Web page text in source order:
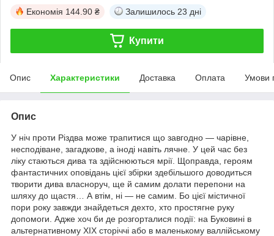
Економія 144.90 ₴ Залишилось 23 дні
Купити
Опис Характеристики Доставка Оплата Умови
Опис
У ніч проти Різдва може трапитися що завгодно — чарівне,
несподіване, загадкове, а іноді навіть лячне. У цей час без
ліку стаються дива та здійснюються мрії. Щоправда, героям
фантастичних оповідань цієї збірки здебільшого доводиться
творити дива власноруч, ще й самим долати перепони на
шляху до щастя… А втім, ні — не самим. Бо цієї містичної
пори року завжди знайдеться дехто, хто простягне руку
допомоги. Адже хоч би де розгорталися події: на Буковині в
альтернативному XIX сторіччі або в маленькому валлійському